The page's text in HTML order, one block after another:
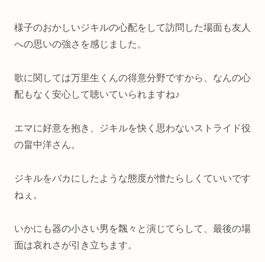
様子のおかしいジキルの心配をして訪問した場面も友人
への思いの強さを感じました。
歌に関しては万里生くんの得意分野ですから、なんの心
配もなく安心して聴いていられますね♪
エマに好意を抱き、ジキルを快く思わないストライド役
の畠中洋さん。
ジキルをバカにしたような態度が憎たらしくていいです
ねぇ。
いかにも器の小さい男を飄々と演じてらして、最後の場
面は哀れさが引き立ちます。